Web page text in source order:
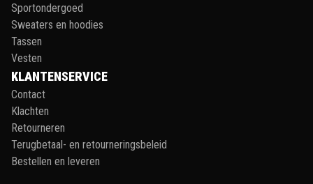
Sportondergoed
Sweaters en hoodies
Tassen
Vesten
KLANTENSERVICE
Contact
Klachten
Retourneren
Terugbetaal- en retourneringsbeleid
Bestellen en leveren